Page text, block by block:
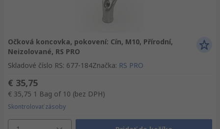
Očková koncovka, pokovení: Cín, M10, Přírodní,
Neizolované, RS PRO
Skladové číslo RS: 677-184Značka: RS PRO
€ 35,75
€ 35,75 1 Bag of 10 (bez DPH)
Skontrolovať zásoby